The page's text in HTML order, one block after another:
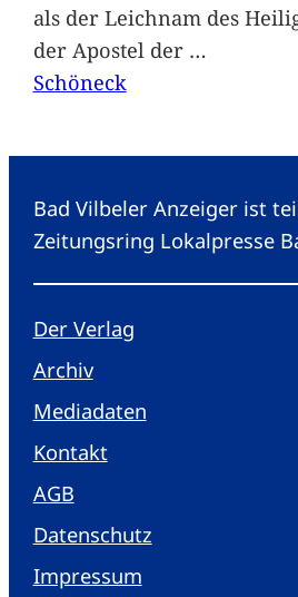
als der Leichnam des
der Apostel der …
Schöneck
Bad Vilbeler Anzeiger ist
Zeitungsring Lokalpresse
Der Verlag
Archiv
Mediadaten
Kontakt
AGB
Datenschutz
Impressum